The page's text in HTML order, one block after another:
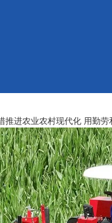
推进农业农村现代化 用勤